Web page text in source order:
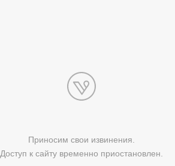
Приносим свои извинения.
Доступ к сайту временно приостановлен.